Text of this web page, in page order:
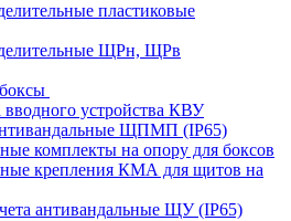
пластиковые
ЩРн, ЩРв
вводного устройства КВУ
ЩПМП (IP65)
комплекты на опору для боксов
крепления КМА для щитов на
антивандальные ЩУ (IP65)